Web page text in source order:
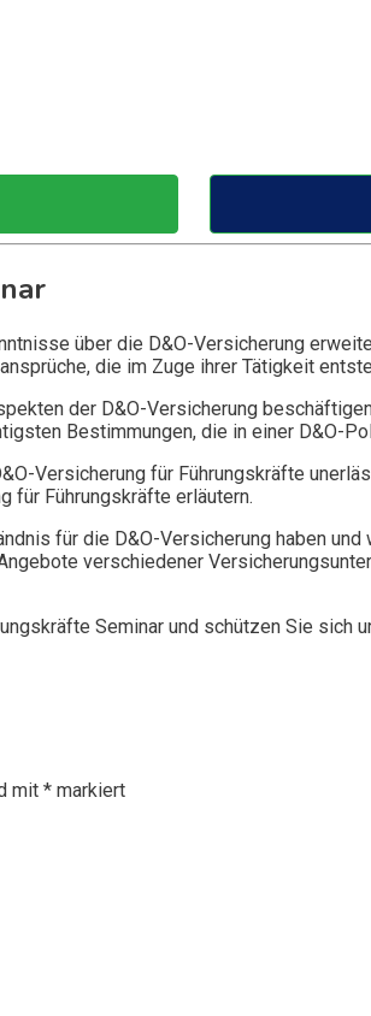
über die D&O-Versicherung
die im Zuge ihrer Tätigkeit
der D&O-Versicherung
Bestimmungen, die in einer D&O-
Versicherung für Führungskräfte
für Führungskräfte erläutern.
für die D&O-Versicherung haben
verschiedener
Seminar und schützen Sie sich
mit * markiert